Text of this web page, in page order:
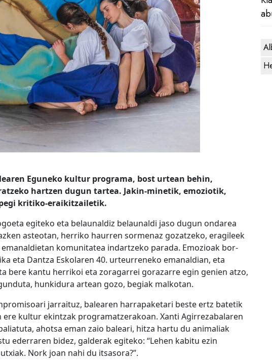
Eguneko kultur programa, bost urtean behin,
hartzen dugun tartea. Jakin-minetik, emoziotik,
kritiko-eraikitzailetik.
egiteko eta belaunaldiz belaunaldi jaso dugun ondarea
asteotan, herriko haurren sormenaz gozatzeko, eragileek
komunitatea indartzeko parada. Emozioak bor-
eta Dantza Eskolaren 40. urteurreneko emanaldian, eta
bere kantu herrikoi eta zoragarrei gorazarre egin genien atzo,
hunkidura artean gozo, begiak malkotan.
jarraituz, balearen harrapaketari beste ertz batetik
ere kultur ekintzak programatzerakoan. Xanti Agirrezabalaren
ahotsa eman zaio baleari, hitza hartu du animaliak
ederraren bidez, galderak egiteko: “Lehen kabitu ezin
Nork joan nahi du itsasora?”.